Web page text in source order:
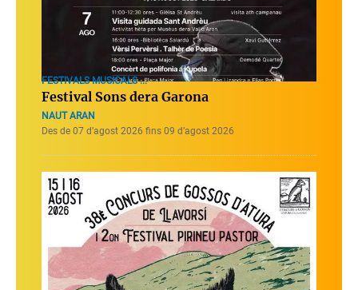
FESTIVALS MUSICALS ...
Festival Sons dera Garona
NAUT ARAN
Des de 07 d’agost 2026 fins 09 d’agost 2026